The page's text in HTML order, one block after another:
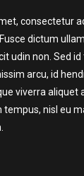
consectetur
dictum
udin non. Sed id
arcu, id
viverra aliquet
nisl eu